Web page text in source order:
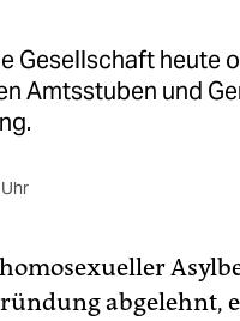
Gesellschaft heute
Amtsstuben und
abgelehnt,